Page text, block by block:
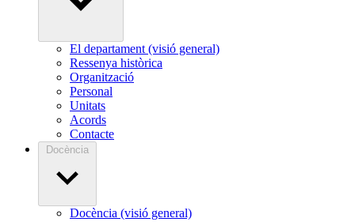
El departament (visió general)
Ressenya històrica
Organització
Personal
Unitats
Acords
Contacte
Docència
Docència (visió general)